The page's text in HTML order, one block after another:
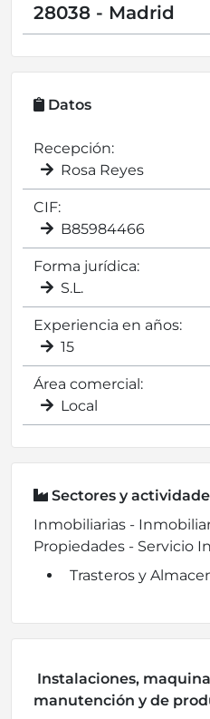
28038 - Madrid
Datos
Recepción:
Rosa Reyes
CIF:
B85984466
Forma jurídica:
S.L.
Experiencia en años:
15
Área comercial:
Local
Sectores y
Inmobiliarias -
Propiedades - Servicio
Trasteros y
Instalaciones,
manutención y de